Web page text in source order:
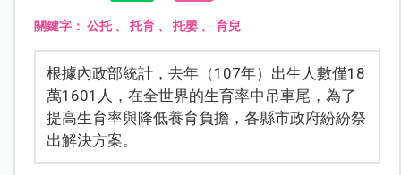
關鍵字： 公托、 托育、 托嬰、 育兒
根據內政部統計，去年（107年）出生人數僅18
萬1601人，在全世界的生育率中吊車尾，為了
提高生育率與降低養育負擔，各縣市政府紛紛祭
出解決方案。